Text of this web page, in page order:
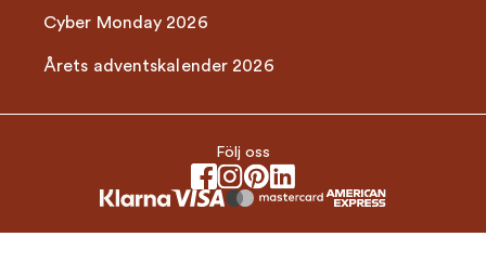
Cyber Monday 2026
Årets adventskalender 2026
Följ oss